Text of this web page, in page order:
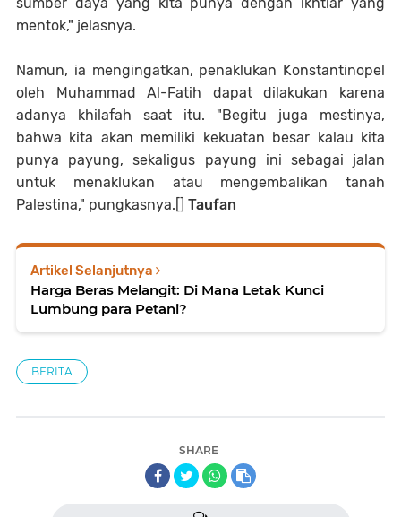
mentok," jelasnya.
Namun, ia mengingatkan, penaklukan Konstantinopel
oleh Muhammad Al-Fatih dapat dilakukan karena
adanya khilafah saat itu. "Begitu juga mestinya,
bahwa kita akan memiliki kekuatan besar kalau kita
punya payung, sekaligus payung ini sebagai jalan
untuk menaklukan atau mengembalikan tanah
Palestina," pungkasnya.[] Taufan
Artikel Selanjutnya
Harga Beras Melangit: Di Mana Letak Kunci
Lumbung para Petani?
BERITA
SHARE